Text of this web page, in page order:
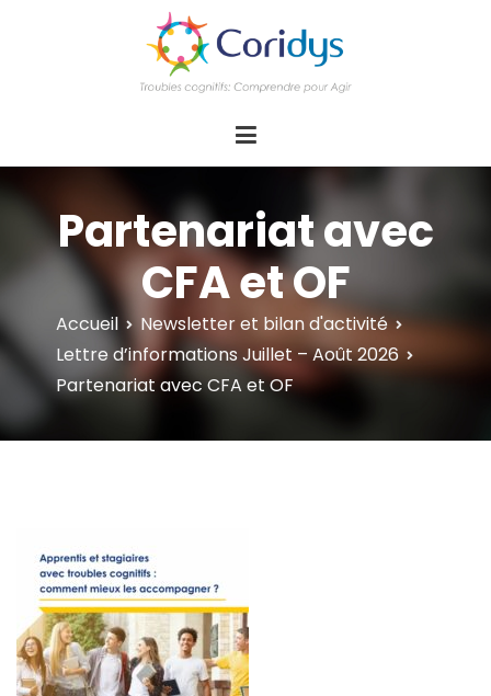
d'actions Information Accompagnement
Innovation/E­xpertise Formations autour des
troubles cognitifs dys ou acquis
Partenariat avec
CFA et OF
Accueil
Newsletter et bilan d'activité
Lettre d’informations Juillet – Août 2026
Partenariat avec CFA et OF